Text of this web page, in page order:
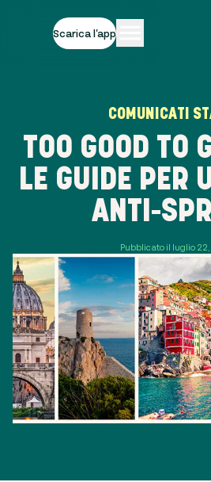
Scarica l'app
COMUNICATI
TOO GOOD TO
LE GUIDE PER
ANTI-
Pubblicato il luglio